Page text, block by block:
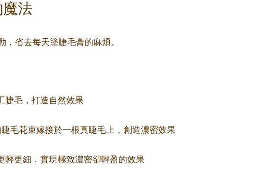
法
省去每天塗睫毛膏的麻煩。
睫毛，打造自然效果
毛花束嫁接於一根真睫毛上，創造濃密效果
輕更細，實現極致濃密卻輕盈的效果